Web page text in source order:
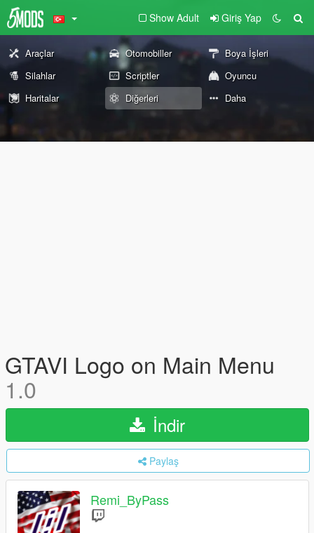
Show Adult Giriş Yap
Araçlar Otomobiller
Boya İşleri
Silahlar
Scriptler
Oyuncu
Haritalar
Diğerleri Daha
GTAVI Logo on Main Menu
1.0
İndir
Paylaş
Remi_ByPass